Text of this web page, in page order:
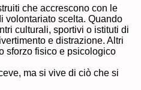
che accrescono con le
volontariato scelta. Quando
culturali, sportivi o istituti di
e distrazione. Altri
sforzo fisico e psicologico
ma si vive di ciò che si